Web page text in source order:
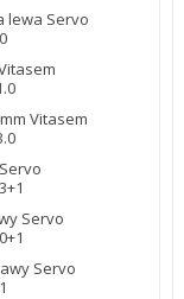
lewa Servo
Vitasem
Servo
Servo